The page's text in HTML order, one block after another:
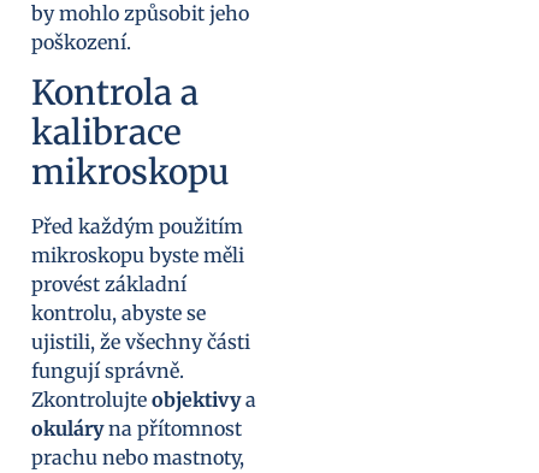
by mohlo způsobit jeho
poškození.
Kontrola a
kalibrace
mikroskopu
Před každým použitím
mikroskopu byste měli
provést základní
kontrolu, abyste se
ujistili, že všechny části
fungují správně.
Zkontrolujte objektivya
okuláryna přítomnost
prachu nebo mastnoty,